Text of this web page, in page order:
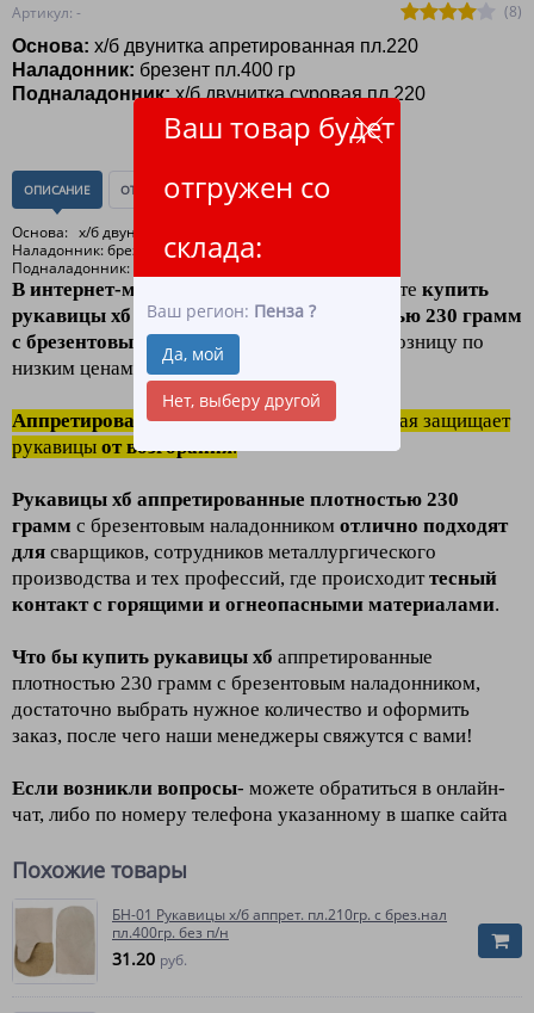
Ваш товар будет
отгружен со
склада:
Ваш регион: Пенза ?
Да, мой
Нет, выберу другой
Артикул: -
(8)
Основа: х/б двунитка апретированная пл.220
Наладонник: брезент пл.400 гр
Подналадонник:х/б двунитка суровая пл.220
ОПИСАНИЕ ОТЗЫВЫ(0)
Основа: х/б двунитка апретированная пл.220
Наладонник: брезент пл.400 гр
Подналадонник: х/б двунитка суровая пл.220
В интернет-магазине ЛидерТекс , вы можете купить
рукавицы хб аппретированные плотностью 230 грамм
с брезентовым наладонником
оптом и в розницу по
низким ценам.
Аппретирование этопропитка ткани, которая защищает
рукавицы от возгорания.
Рукавицы хб аппретированные плотностью 230
грамм с брезентовым наладонником отлично подходят
для сварщиков, сотрудников металлургического
производства и тех профессий, где происходиттесный
контакт с горящими и огнеопасными материалами.
Что бы купить рукавицы хб аппретированные
плотностью 230 грамм с брезентовым наладонником,
достаточно выбрать нужное количество и оформить
заказ, после чего наши менеджеры свяжутся с вами!
Если возникли вопросы- можете обратиться в онлайн-
чат, либо по номеру телефона указанному в шапке сайта
Похожие товары
БН-01 Рукавицы х/б аппрет. пл.210гр. с брез.нал
пл.400гр. без п/н
31.20 руб.